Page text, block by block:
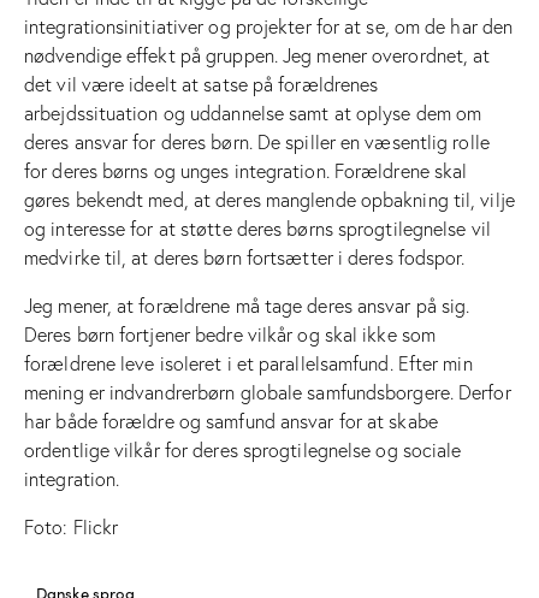
integrationsinitiativer og projekter for at se, om de har den
nødvendige effekt på gruppen. Jeg mener overordnet, at
det vil være ideelt at satse på forældrenes
arbejdssituation og uddannelse samt at oplyse dem om
deres ansvar for deres børn. De spiller en væsentlig rolle
for deres børns og unges integration. Forældrene skal
gøres bekendt med, at deres manglende opbakning til, vilje
og interesse for at støtte deres børns sprogtilegnelse vil
medvirke til, at deres børn fortsætter i deres fodspor.
Jeg mener, at forældrene må tage deres ansvar på sig.
Deres børn fortjener bedre vilkår og skal ikke som
forældrene leve isoleret i et parallelsamfund. Efter min
mening er indvandrerbørn globale samfundsborgere. Derfor
har både forældre og samfund ansvar for at skabe
ordentlige vilkår for deres sprogtilegnelse og sociale
integration.
Foto: Flickr
Danske sprog